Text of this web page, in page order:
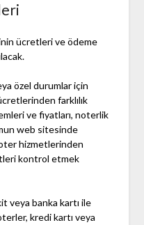
ücretleri ve ödeme
özel durumlar için
farklılık
ve fiyatları, noterlik
web sitesinde
hizmetlerinden
kontrol etmek
veya banka kartı ile
kredi kartı veya